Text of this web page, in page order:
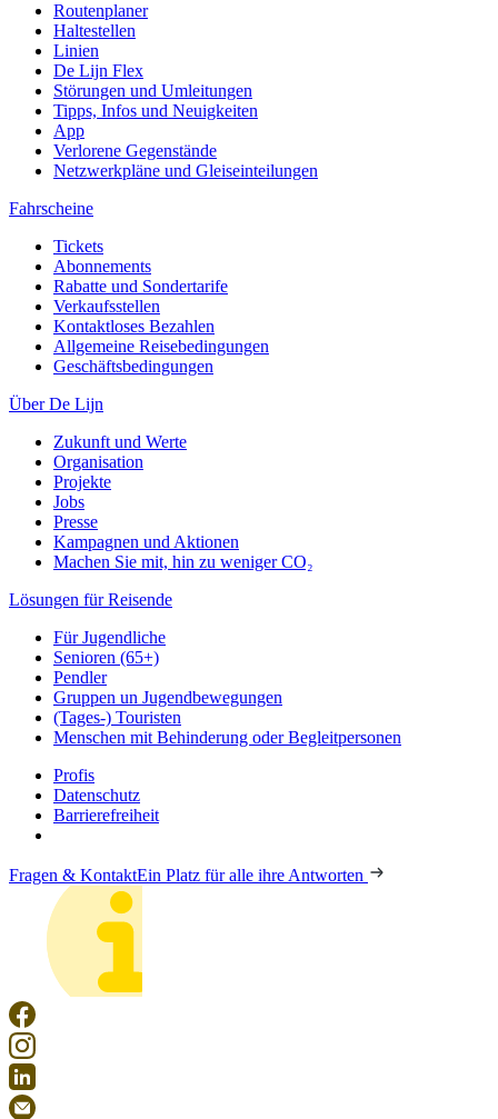
Routenplaner
Haltestellen
Linien
De Lijn Flex
Störungen und Umleitungen
Tipps, Infos und Neuigkeiten
App
Verlorene Gegenstände
Netzwerkpläne und Gleiseinteilungen
Fahrscheine
Tickets
Abonnements
Rabatte und Sondertarife
Verkaufsstellen
Kontaktloses Bezahlen
Allgemeine Reisebedingungen
Geschäftsbedingungen
Über De Lijn
Zukunft und Werte
Organisation
Projekte
Jobs
Presse
Kampagnen und Aktionen
Machen Sie mit, hin zu weniger CO₂
Lösungen für Reisende
Für Jugendliche
Senioren (65+)
Pendler
Gruppen un Jugendbewegungen
(Tages-) Touristen
Menschen mit Behinderung oder Begleitpersonen
Profis
Datenschutz
Barrierefreiheit
Fragen & KontaktEin Platz für alle ihre Antworten